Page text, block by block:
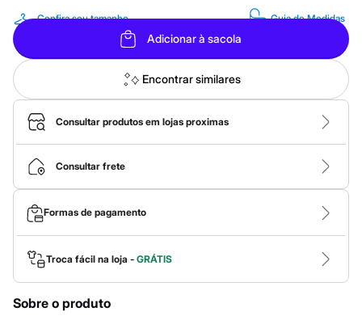
Básicos
Calças
Casacos e Jaquetas
Jeans
Macacões
Saias
Shorts e Bermudas
Vestidos
Acessórios
Bolsas
Bonés e Chapéus
Bijoux
Cintos
Óculos
Relógios
Calçados
Botas
Chinelos
Rasteirinhas
Sandálias
Sapatilhas
Confira seu tamanho Guia de Medidas
Adicionar à sacola
Encontrar similares
Consultar produtos em lojas proximas
Consultar frete
Formas de pagamento
Troca fácil na loja - GRÁTIS
Sobre o produto